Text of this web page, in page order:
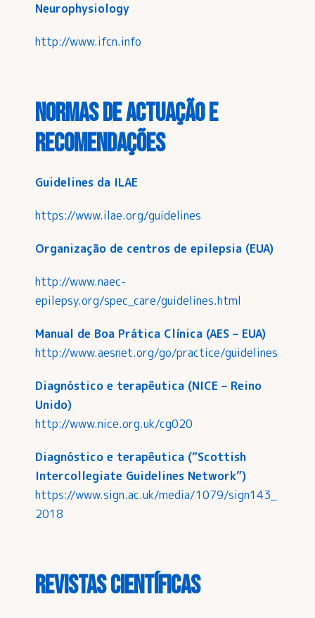
Neurophysiology
http://www.ifcn.info
Normas de actuação e
recomendações
Guidelines da ILAE
https://www.ilae.org/guidelines
Organização de centros de epilepsia (EUA)
http://www.naec-
epilepsy.org/spec_care/guidelines.html
Manual de Boa Prática Clínica (AES – EUA)
http://www.aesnet.org/go/practice/guidelines
Diagnóstico e terapêutica (NICE – Reino
Unido)
http://www.nice.org.uk/cg020
Diagnóstico e terapêutica (“Scottish
Intercollegiate Guidelines Network”)
https://www.sign.ac.uk/media/1079/sign143_
2018
Revistas Científicas